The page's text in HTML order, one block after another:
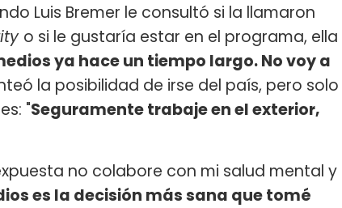
Luis Bremer le consultó si la llamaron
o si le gustaría estar en el programa, ella
ya hace un tiempo largo. No voy a
la posibilidad de irse del país, pero solo
"Seguramente trabaje en el exterior,
no colabore con mi salud mental y
es la decisión más sana que tomé